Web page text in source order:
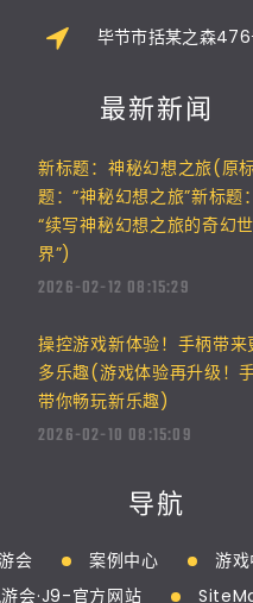
毕节市括某之森476
最新新闻
新标题：神秘幻想之旅(原
题：“神秘幻想之旅”新标题：
“续写神秘幻想之旅的奇幻世
界”)
2026-02-12 08:15:29
操控游戏新体验！手柄带来
多乐趣(游戏体验再升级！
带你畅玩新乐趣)
2026-02-10 08:15:09
导航
会 案例中心 游
会·J9-官方网站